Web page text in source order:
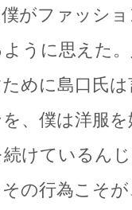
がファッシ
うに思えた
めに島口氏
、僕は洋服
けているん
の行為こそ